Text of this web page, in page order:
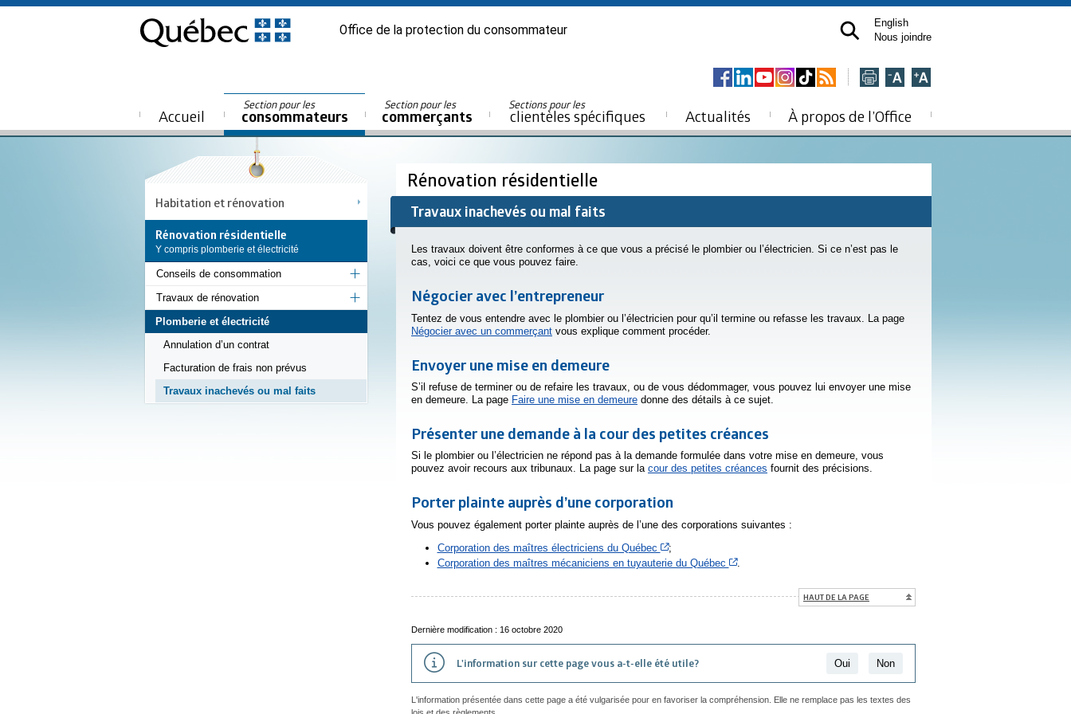
Office de la protection du consommateur
English
Nous joindre
Accueil
Section pour les
consommateurs
Section pour les
commerçants
Sections pour les
clientèles spécifiques Actualités À propos de l’Office
Habitation et rénovation
Rénovation résidentielle
Y compris plomberie et électricité
Conseils de consommation
Travaux de rénovation
Plomberie et électricité
Annulation d’un contrat
Facturation de frais non prévus
Travaux inachevés ou mal faits
Rénovation résidentielle
Travaux inachevés ou mal faits
Les travaux doivent être conformes à ce que vous a précisé le plombier ou l’électricien. Si ce n’est pas le
cas, voici ce que vous pouvez faire.
Négocier avec l’entrepreneur
Tentez de vous entendre avec le plombier ou l’électricien pour qu’il termine ou refasse les travaux. La page
Négocier avec un commerçant vous explique comment procéder.
Envoyer une mise en demeure
S’il refuse de terminer ou de refaire les travaux, ou de vous dédommager, vous pouvez lui envoyer une mise
en demeure. La page Faire une mise en demeure donne des détails à ce sujet.
Présenter une demande à la cour des petites créances
Si le plombier ou l’électricien ne répond pas à la demande formulée dans votre mise en demeure, vous
pouvez avoir recours aux tribunaux. La page sur la cour des petites créances fournit des précisions.
Porter plainte auprès d’une corporation
Vous pouvez également porter plainte auprès de l’une des corporations suivantes :
Corporation des maîtres électriciens du Québec
Cet hyperlien s’ouvrira dans une nouvelle fenêtre
;
Corporation des maîtres mécaniciens en tuyauterie du Québec
Cet hyperlien s’ouvrira dans une nouvelle fenêtre
.
HAUT DE LA PAGE
Dernière modification : 16 octobre 2020
L'information sur cette page vous a-t-elle été utile? Oui Non
L'information présentée dans cette page a été vulgarisée pour en favoriser la compréhension. Elle ne remplace pas les textes des